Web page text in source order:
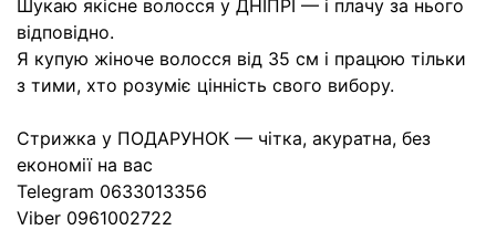
Шукаю якісне волосся у ДНІПРІ — і плачу за нього
відповідно.
Я купую жіноче волосся від 35 см і працюю тільки
з тими, хто розуміє цінність свого вибору.
Стрижка у ПОДАРУНОК — чітка, акуратна, без
економії на вас
Telegram 0633013356
Viber 0961002722